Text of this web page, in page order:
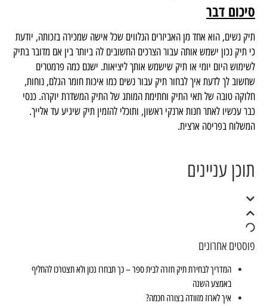
סיכום דבר
תיק נשים, הוא אחד מן האביזרים הנלווים שכל אישה שמכירה בזכותה, יודעת
כי תיק נכון ישמש אותה עבור הצרכים החשובים לה ביותר בין אם מדובר בתיק
לשימוש היום יומי או תיק שישמש אותך ליציאות. ישנם כמה פרמטרים
שחשוב לך לדעת איך לבחור תיק עבור נשים כמו איכות חומר הגלם, נוחות,
חלוקה טובה של תאי התיק וחתימת המותג של התיק המשדרת יוקרה. כנסי
כבר עכשיו לאתר חנות ארנקי ראשון, ותוכלי להזמין תיק שיגיע עד אלייך.
המשלוח בפריסה ארצית.
תוכן עניינים
פוסטים אחרונים
המדריך לבחירת תיק חזרה לבית ספר – כך תבחרו נכון ולא תצטרכו להחליף
באמצע השנה
איך לארוז מזוודה בצורה חכמה?